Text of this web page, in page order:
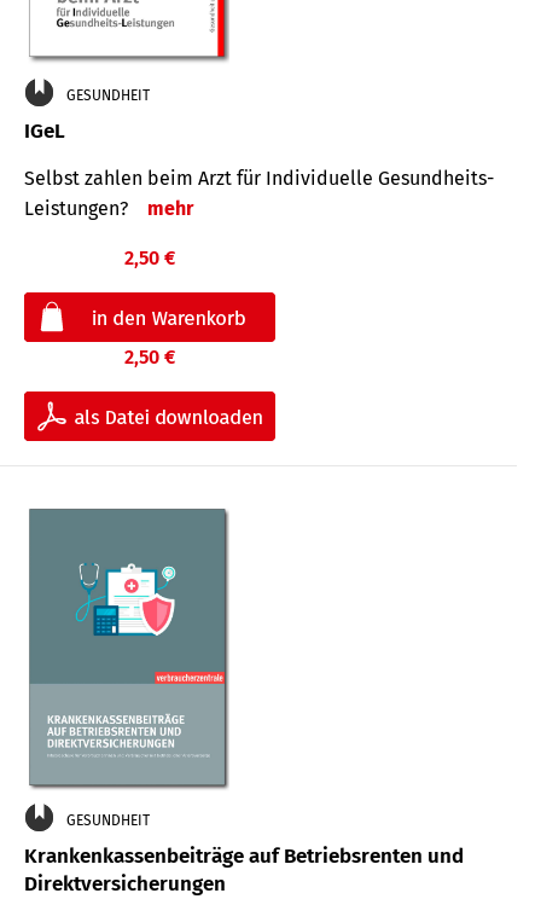
GESUNDHEIT
IGeL
Selbst zahlen beim Arzt für Indi­vidu­elle Gesund­heits-
Leis­tungen?
mehr
2,50 €
2,50 €
GESUNDHEIT
Krankenkassenbeiträge auf Betriebsrenten und
Direktversicherungen